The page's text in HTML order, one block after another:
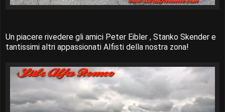
Un piacere rivedere gli amici Peter Eibler , Stanko Skender e
tantissimi altri appassionati Alfisti della nostra zona!